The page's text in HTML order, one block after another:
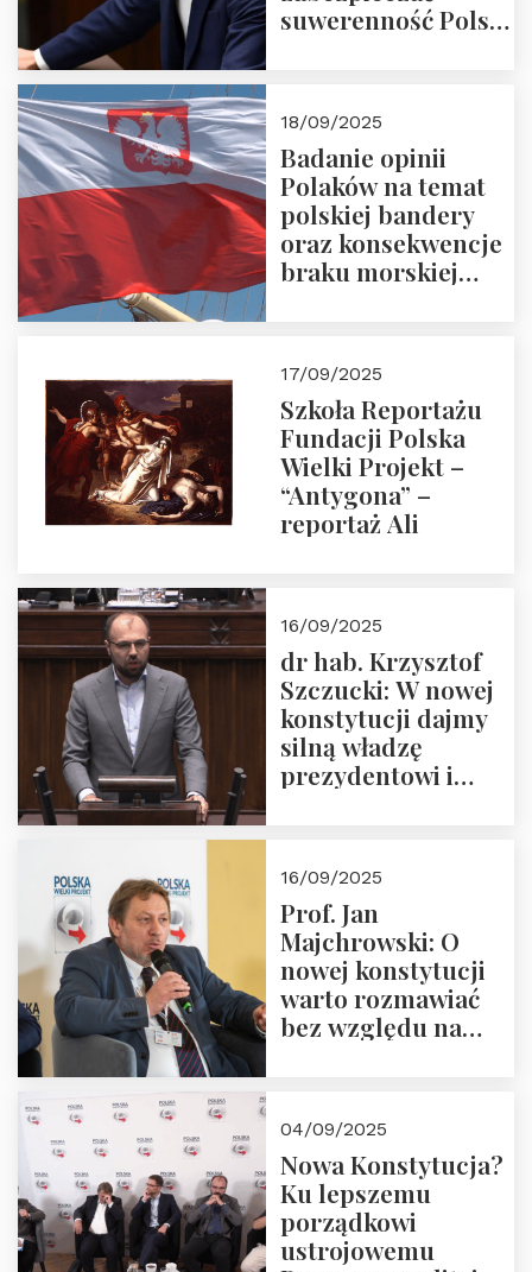
suwerenność Polski
18/09/2025
Badanie opinii
Polaków na temat
polskiej bandery
oraz konsekwencje
braku morskiej
17/09/2025
Szkoła Reportażu
Fundacji Polska
Wielki Projekt –
“Antygona” –
reportaż Ali
16/09/2025
dr hab. Krzysztof
Szczucki: W nowej
konstytucji dajmy
silną władzę
prezydentowi i
16/09/2025
Prof. Jan
Majchrowski: O
nowej konstytucji
warto rozmawiać
bez względu na
04/09/2025
Nowa Konstytucja?
Ku lepszemu
porządkowi
ustrojowemu